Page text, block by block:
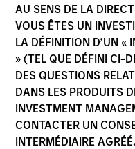
AU SENS DE LA
VOUS ÊTES UN
LA DÉFINITION D’UN «
» (TEL QUE DÉFINI CI-
DES QUESTIONS
DANS LES PRODUITS
INVESTMENT
CONTACTER UN
INTERMÉDIAIRE
Overview